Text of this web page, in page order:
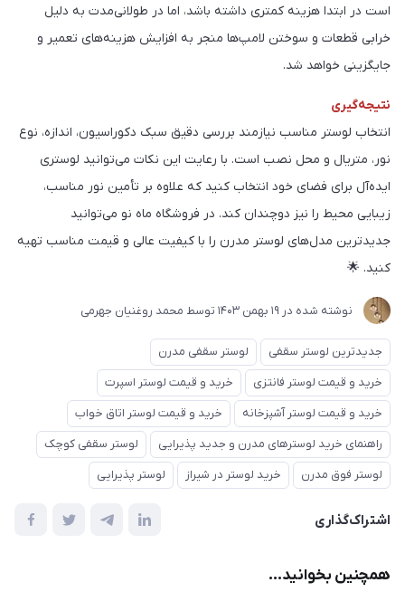
است در ابتدا هزینه کمتری داشته باشد، اما در طولانی‌مدت به دلیل
خرابی قطعات و سوختن لامپ‌ها منجر به افزایش هزینه‌های تعمیر و
جایگزینی خواهد شد.
نتیجه‌گیری
انتخاب لوستر مناسب نیازمند بررسی دقیق سبک دکوراسیون، اندازه، نوع
نور، متریال و محل نصب است. با رعایت این نکات می‌توانید لوستری
ایده‌آل برای فضای خود انتخاب کنید که علاوه بر تأمین نور مناسب،
زیبایی محیط را نیز دوچندان کند. در فروشگاه ماه نو می‌توانید
جدیدترین مدل‌های لوستر مدرن را با کیفیت عالی و قیمت مناسب تهیه
کنید. 🌟
نوشته شده در 19 بهمن 1403 توسط محمد روغنیان جهرمی
جدیدترین لوستر سقفی
لوستر سقفی مدرن
خرید و قیمت لوستر فانتزی
خرید و قیمت لوستر اسپرت
خرید و قیمت لوستر آشپزخانه
خرید و قیمت لوستر اتاق خواب
راهنمای خرید لوسترهای مدرن و جدید پذیرایی
لوستر سقفی کوچک
لوستر فوق مدرن
خرید لوستر در شیراز لوستر پذیرایی
اشتراک‌گذاری
همچنین بخوانید...